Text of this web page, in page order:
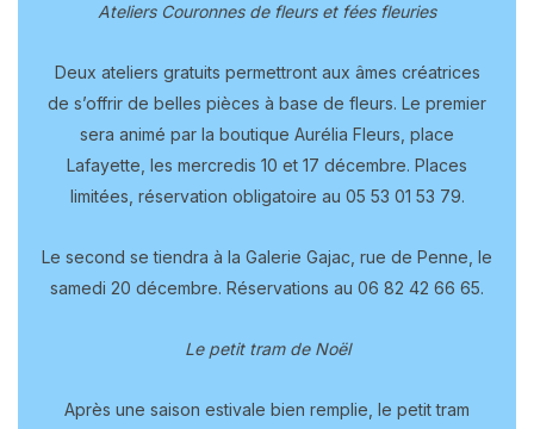
Ateliers Couronnes de fleurs et fées fleuries
Deux ateliers gratuits permettront aux âmes créatrices
de s’offrir de belles pièces à base de fleurs. Le premier
sera animé par la boutique Aurélia Fleurs, place
Lafayette, les mercredis 10 et 17 décembre. Places
limitées, réservation obligatoire au 05 53 01 53 79.
Le second se tiendra à la Galerie Gajac, rue de Penne, le
samedi 20 décembre. Réservations au 06 82 42 66 65.
Le petit tram de Noël
Après une saison estivale bien remplie, le petit tram